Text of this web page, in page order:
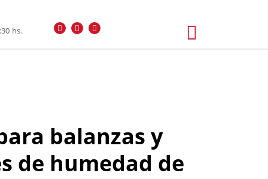
hs. de Humedad de Boeco
balanzas y
de humedad de